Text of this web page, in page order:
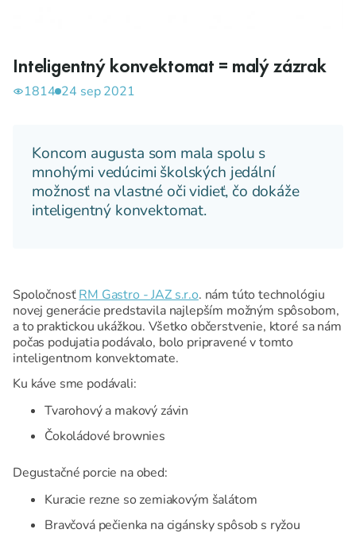
Inteligentný konvektomat = malý zázrak
1814 24 sep 2021
Koncom augusta som mala spolu s
mnohými vedúcimi školských jedální
možnosť na vlastné oči vidieť, čo dokáže
inteligentný konvektomat.
SpoločnosťRM Gastro - JAZ s.r.o. nám túto technológiu
novej generácie predstavila najlepším možným spôsobom,
a to praktickou ukážkou. Všetko občerstvenie, ktoré sa nám
počas podujatia podávalo, bolo pripravené v tomto
inteligentnom konvektomate.
Ku káve sme podávali:
Tvarohový a makový závin
Čokoládové brownies
Degustačné porcie na obed:
Kuracie rezne so zemiakovým šalátom
Bravčová pečienka na cigánsky spôsob s ryžou